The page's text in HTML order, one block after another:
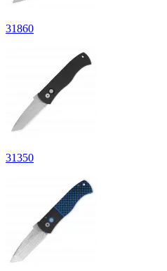
31860
31350